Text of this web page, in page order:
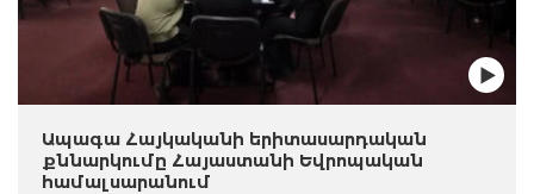
Ապագա Հայկականի երիտասարդական
քննարկումը Հայաստանի Եվրոպական
համալսարանում